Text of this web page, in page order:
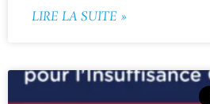
LIRE LA SUITE »